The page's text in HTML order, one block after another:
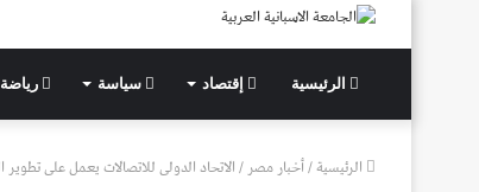
الرئيسية إقتصاد سياسة رياضة
الرئيسية/أخبار مصر/الاتحاد الدولى للاتصالات يعمل على